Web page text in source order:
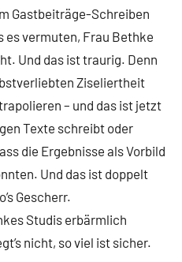
Gastbeiträge-Schreiben
es vermuten, Frau Bethke
Und das ist traurig. Denn
Ziseliertheit
– und das ist jetzt
Texte schreibt oder
die Ergebnisse als Vorbild
Und das ist doppelt
Gescherr.
Studis erbärmlich
nicht, so viel ist sicher.